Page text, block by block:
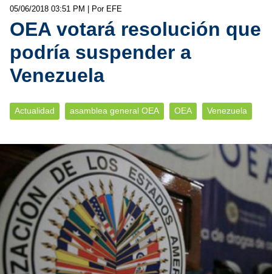
05/06/2018 03:51 PM | Por EFE
OEA votará resolución que
podría suspender a
Venezuela
Actualidad asamblea general OEA OEA Venezuela